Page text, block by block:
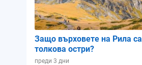
13:00
Защо върховете на Рила са
толкова остри?
преди 3 дни